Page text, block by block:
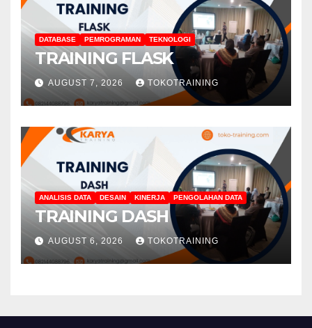
DATABASE PEMROGRAMAN TEKNOLOGI
TRAINING FLASK
AUGUST 7, 2026 TOKOTRAINING
ANALISIS DATA DESAIN KINERJA PENGOLAHAN DATA
TRAINING DASH
AUGUST 6, 2026 TOKOTRAINING